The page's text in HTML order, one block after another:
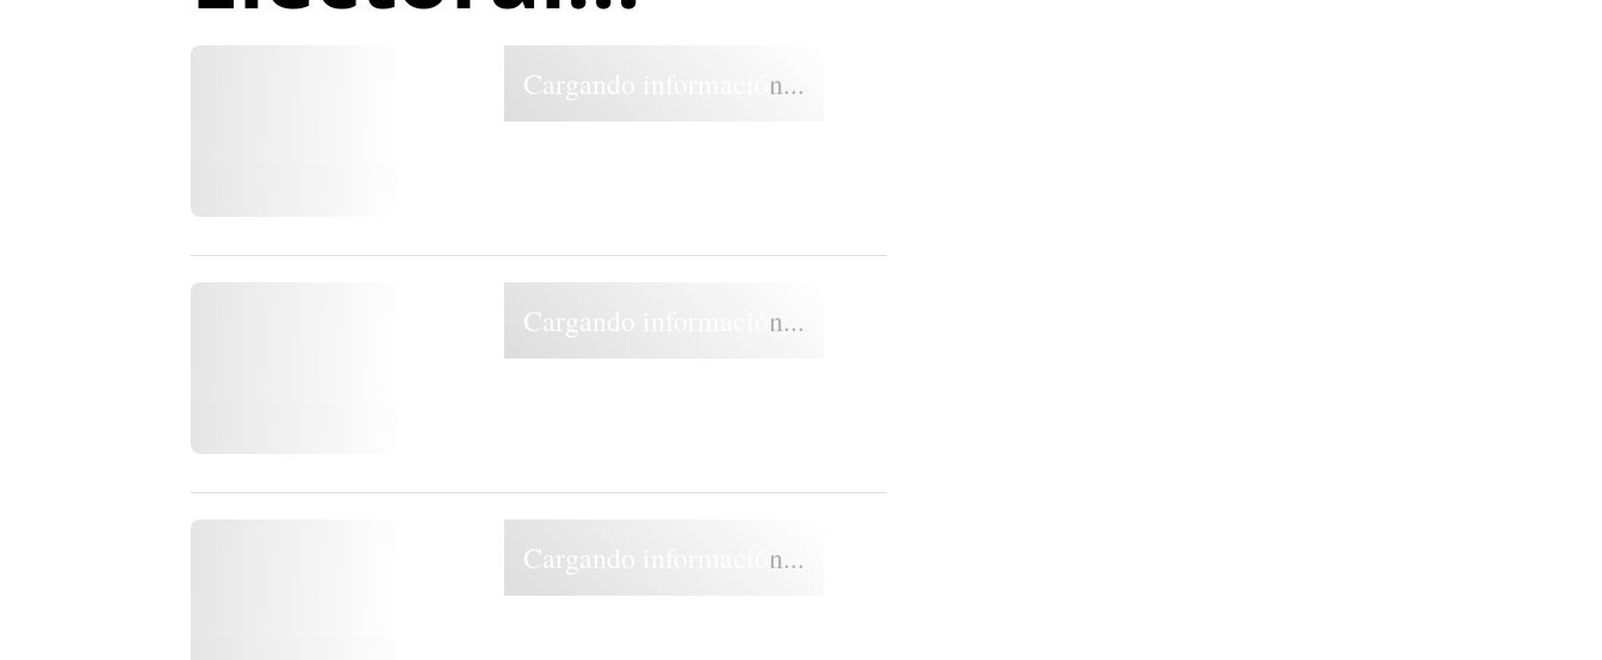
Cargando información...
Cargando información...
Cargando información...